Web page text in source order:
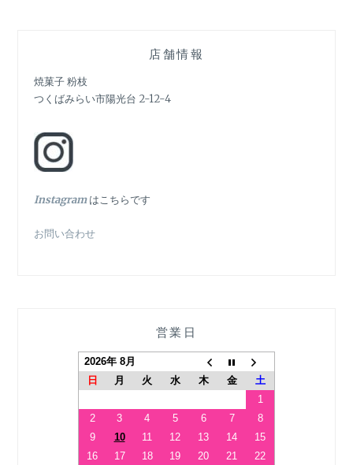
ョ
ン
店舗情報
焼菓子 粉枝
つくばみらい市陽光台 2-12-4
Instagramはこちらです
お問い合わせ
営業日
2026年 8月
日
月 火 水 木 金
土
1
2
3 4 5 6 7
8
9
10 11 12 13 14
15
16
17 18 19 20 21
22